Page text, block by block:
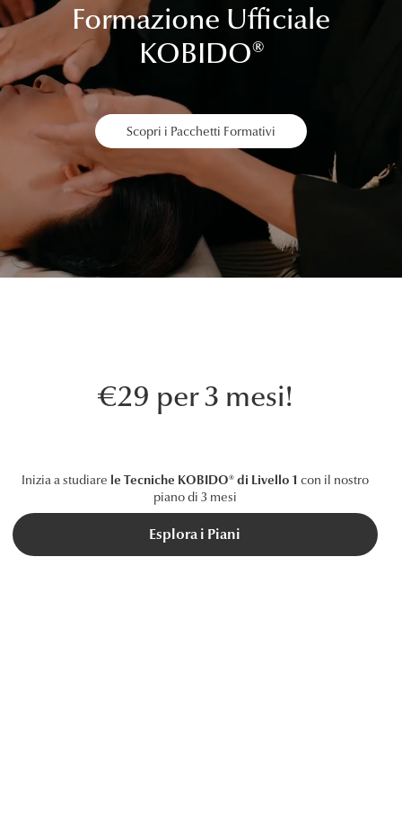
Formazione Ufficiale
KOBIDO®
Scopri i Pacchetti Formativi
€29 per 3 mesi!
Inizia a studiare le Tecniche KOBIDO® di Livello 1 con il nostro
piano di 3 mesi
Esplora i Piani